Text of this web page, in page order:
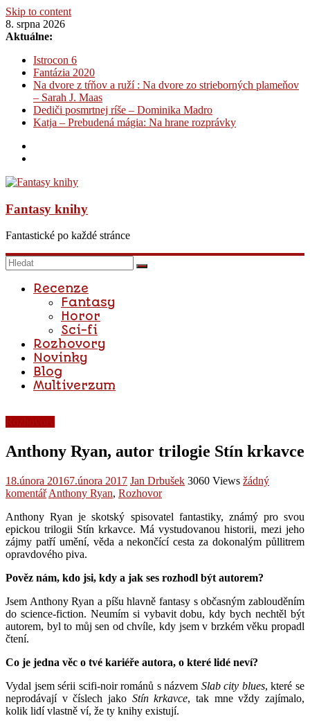
Skip to content
8. srpna 2026
Aktuálne:
Istrocon 6
Fantázia 2020
Na dvore z tŕňov a ruží : Na dvore zo strieborných plameňov
– Sarah J. Maas
Dediči posmrtnej ríše – Dominika Madro
Katja – Prebudená mágia: Na hrane rozprávky
Fantasy knihy
Fantastické po každé stránce
Recenze
Fantasy
Horor
Sci-fi
Rozhovory
Novinky
Blog
Multiverzum
Anthony Ryan, autor trilogie Stín krkavce
18.února 20167.února 2017 Jan Drbušek 3060 Views žádný
komentář Anthony Ryan, Rozhovor
Anthony Ryan je skotský spisovatel fantastiky, známý pro svou
epickou trilogii Stín krkavce. Má vystudovanou historii, mezi jeho
zájmy patří umění, věda a nekončící cesta za dokonalým půllitrem
opravdového piva.
Pověz nám, kdo jsi, kdy a jak ses rozhodl být autorem?
Jsem Anthony Ryan a píšu hlavně fantasy s občasným zablouděním
do science-fiction. Neumím si vybavit dobu, kdy bych nechtěl být
autorem, byl to můj sen od chvíle, kdy jsem v brzkém věku propadl
čtení.
Co je jedna věc o tvé kariéře autora, o které lidé neví?
Vydal jsem sérii scifi-noir románů s názvem Slab city blues, které se
neprodávají v číslech jako Stín krkavce, tak mne vždy zajímalo,
kolik lidí vlastně ví, že ty knihy existují.